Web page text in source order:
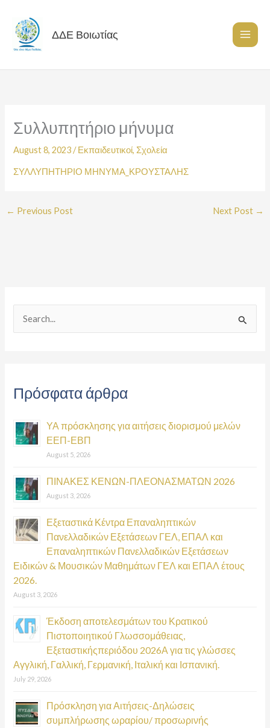
content
ΔΔΕ Βοιωτίας
Συλλυπητήριο μήνυμα
August 8, 2023/Εκπαιδευτικοί, Σχολεία
ΣΥΛΛΥΠΗΤΗΡΙΟ ΜΗΝΥΜΑ_ΚΡΟΥΣΤΑΛΗΣ
← Previous Post Next Post →
c
f
o
Πρόσφατα άρθρα
ΥΑ πρόσκλησης για αιτήσεις διορισμού μελών
ΕΕΠ-ΕΒΠ
August 5, 2026
ΠΙΝΑΚΕΣ ΚΕΝΩΝ-ΠΛΕΟΝΑΣΜΑΤΩΝ 2026
August 3, 2026
Εξεταστικά Κέντρα Επαναληπτικών
Πανελλαδικών Εξετάσεων ΓΕΛ, ΕΠΑΛ και
Επαναληπτικών Πανελλαδικών Εξετάσεων
Ειδικών & Μουσικών Μαθημάτων ΓΕΛ και ΕΠΑΛ έτους
2026.
August 3, 2026
Έκδοση αποτελεσμάτων του Κρατικού
Πιστοποιητικού Γλωσσομάθειας,
Εξεταστικήςπεριόδου 2026Α για τις γλώσσες
Αγγλική, Γαλλική, Γερμανική, Ιταλική και Ισπανική.
July 29, 2026
Πρόσκληση για Αιτήσεις-Δηλώσεις
συμπλήρωσης ωραρίου/ προσωρινής